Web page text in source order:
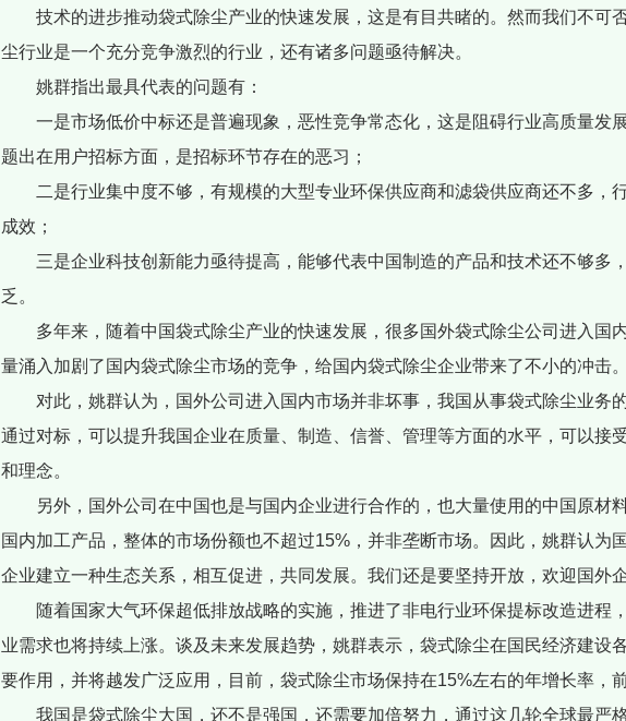
技术的进步推动袋式除尘产业的快速发展，这是有目共睹的。然而我们不可
尘行业是一个充分竞争激烈的行业，还有诸多问题亟待解决。
姚群指出最具代表的问题有：
一是市场低价中标还是普遍现象，恶性竞争常态化，这是阻碍行业高质量发
题出在用户招标方面，是招标环节存在的恶习；
二是行业集中度不够，有规模的大型专业环保供应商和滤袋供应商还不多，
成效；
三是企业科技创新能力亟待提高，能够代表中国制造的产品和技术还不够多
乏。
多年来，随着中国袋式除尘产业的快速发展，很多国外袋式除尘公司进入国
量涌入加剧了国内袋式除尘市场的竞争，给国内袋式除尘企业带来了不小的冲击。
对此，姚群认为，国外公司进入国内市场并非坏事，我国从事袋式除尘业务
通过对标，可以提升我国企业在质量、制造、信誉、管理等方面的水平，可以接
和理念。
另外，国外公司在中国也是与国内企业进行合作的，也大量使用的中国原材
国内加工产品，整体的市场份额也不超过15%，并非垄断市场。因此，姚群认为
企业建立一种生态关系，相互促进，共同发展。我们还是要坚持开放，欢迎国外
随着国家大气环保超低排放战略的实施，推进了非电行业环保提标改造进程
业需求也将持续上涨。谈及未来发展趋势，姚群表示，袋式除尘在国民经济建设
要作用，并将越发广泛应用，目前，袋式除尘市场保持在15%左右的年增长率，前
我国是袋式除尘大国，还不是强国，还需要加倍努力，通过这几轮全球最严